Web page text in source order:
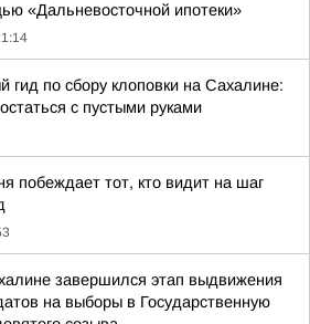
«Дальневосточной ипотеки»
гид по сбору клоповки на Сахалине:
с пустыми руками
побеждает тот, кто видит на шаг
завершился этап выдвижения
на выборы в Государственную